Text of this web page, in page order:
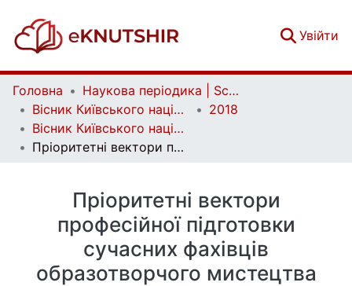
Увійти
Головна
Наукова періодика | Scientific periodicals
Вісник Київського національного університету імені Тараса Шевченка. Соціальна робота | Bulletin of Taras Shevchenko National University of Kyiv. Social work
2018
Вісник Київського національного університету імені Тараса Шевченка. Соціальна робота. Вип. 2(4)
Пріоритетні вектори професійної підготовки сучасних фахівців образотворчого мистецтва
Пріоритетні вектори
професійної підготовки
сучасних фахівців
образотворчого мистецтва